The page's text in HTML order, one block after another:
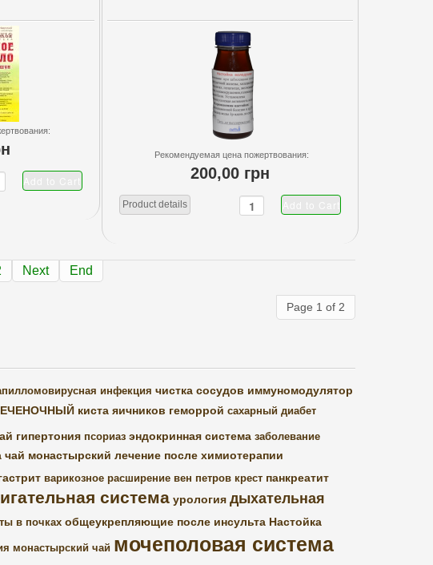
Рекомендуемая цена пожертвования:
200,00 грн
Product details
Next End
Page 1 of 2
инфекция чистка сосудов иммуномодулятор
киста яичников геморрой сахарный диабет
гипертония псориаз эндокринная система заболевание
чай монастырский лечение после химиотерапии
варикозное расширение вен петров крест панкреатит
система урология дыхательная
в почках общеукрепляющие после инсульта Настойка
монастырский чай мочеполовая система